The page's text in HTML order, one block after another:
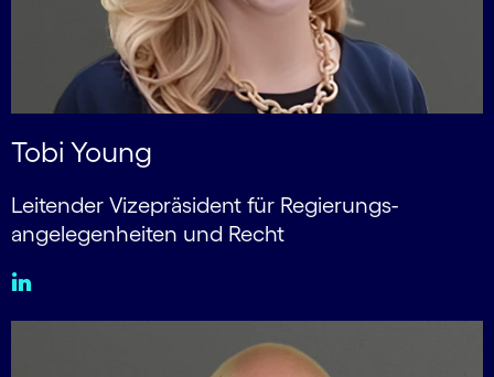
Tobi Young
Leitender Vizepräsident für Regierungs­
angelegen­heiten und Recht